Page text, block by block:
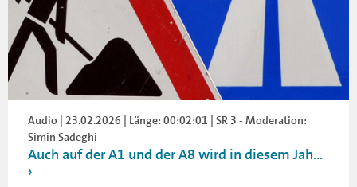
Audio | 23.02.2026 | Länge: 00:02:01 | SR 3 - Moderation:
Simin Sadeghi
Auch auf der A1 und der A8 wird in diesem Jah...